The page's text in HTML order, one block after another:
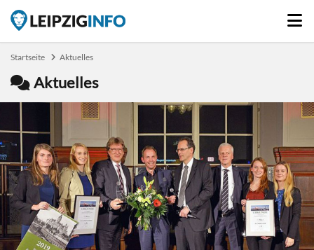
Startseite Aktuelles
Aktuelles